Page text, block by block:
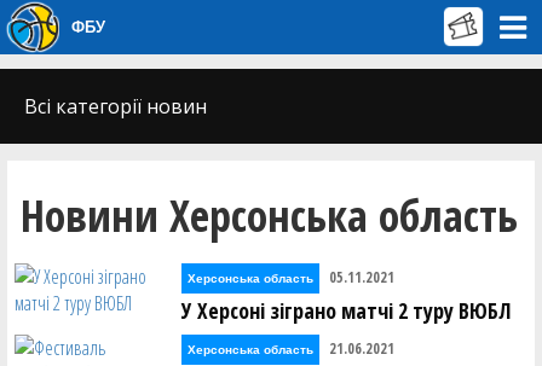
ФБУ
Всі категорії новин
Новини Херсонська область
Херсонська область 05.11.2021
У Херсоні зіграно матчі 2 туру ВЮБЛ
Херсонська область 21.06.2021